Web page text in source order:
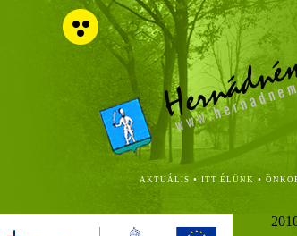
AKTUÁLIS • ITT ÉLÜNK •